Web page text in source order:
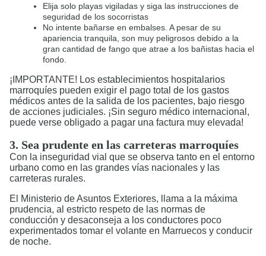
Elija solo playas vigiladas y siga las instrucciones de
seguridad de los socorristas
No intente bañarse en embalses. A pesar de su
apariencia tranquila, son muy peligrosos debido a la
gran cantidad de fango que atrae a los bañistas hacia el
fondo.
¡IMPORTANTE! Los establecimientos hospitalarios
marroquíes pueden exigir el pago total de los gastos
médicos antes de la salida de los pacientes, bajo riesgo
de acciones judiciales. ¡Sin seguro médico internacional,
puede verse obligado a pagar una factura muy elevada!
3. Sea prudente en las carreteras marroquíes
Con la inseguridad vial que se observa tanto en el entorno
urbano como en las grandes vías nacionales y las
carreteras rurales.
El Ministerio de Asuntos Exteriores, llama a la máxima
prudencia, al estricto respeto de las normas de
conducción y desaconseja a los conductores poco
experimentados tomar el volante en Marruecos y conducir
de noche.